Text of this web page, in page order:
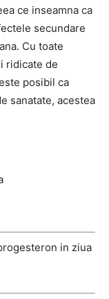
ce inseamna ca
secundare
Cu toate
ridicate de
posibil ca
sanatate, acestea
in ziua